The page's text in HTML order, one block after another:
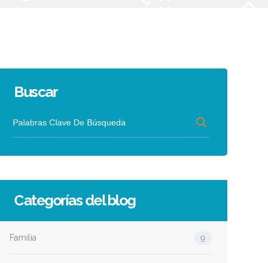
Buscar
Categorías del blog
Familia 9